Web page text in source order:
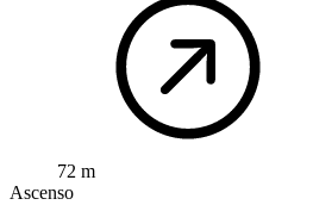
72 m
Ascenso